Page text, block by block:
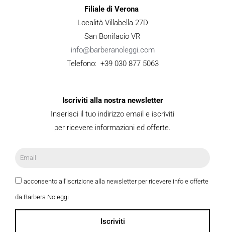
Filiale di Verona
Località Villabella 27D
San Bonifacio VR
info@barberanoleggi.com
Telefono: +39 030 877 5063
Iscriviti alla nostra newsletter
Inserisci il tuo indirizzo email e iscriviti
per ricevere informazioni ed offerte.
acconsento all'iscrizione alla newsletter per ricevere info e offerte
da Barbera Noleggi
Iscriviti